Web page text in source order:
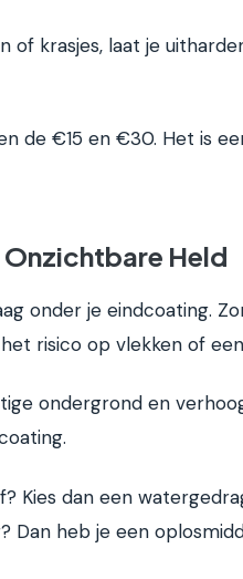
of krasjes, laat je
de €15 en €30. Het is
Onzichtbare Held
onder je eindcoating.
risico op vlekken of
ondergrond en
Kies dan een
Dan heb je een